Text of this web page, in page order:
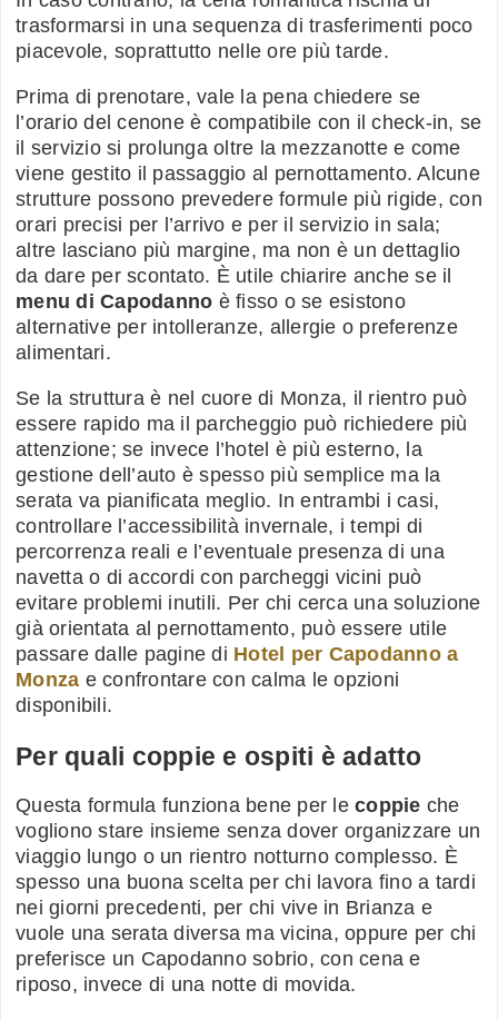
trasformarsi in una sequenza di trasferimenti poco
piacevole, soprattutto nelle ore più tarde.
Prima di prenotare, vale la pena chiedere se
l’orario del cenone è compatibile con il check-in, se
il servizio si prolunga oltre la mezzanotte e come
viene gestito il passaggio al pernottamento. Alcune
strutture possono prevedere formule più rigide, con
orari precisi per l’arrivo e per il servizio in sala;
altre lasciano più margine, ma non è un dettaglio
da dare per scontato. È utile chiarire anche se il
menu di Capodanno è fisso o se esistono
alternative per intolleranze, allergie o preferenze
alimentari.
Se la struttura è nel cuore di Monza, il rientro può
essere rapido ma il parcheggio può richiedere più
attenzione; se invece l’hotel è più esterno, la
gestione dell’auto è spesso più semplice ma la
serata va pianificata meglio. In entrambi i casi,
controllare l’accessibilità invernale, i tempi di
percorrenza reali e l’eventuale presenza di una
navetta o di accordi con parcheggi vicini può
evitare problemi inutili. Per chi cerca una soluzione
già orientata al pernottamento, può essere utile
passare dalle pagine di Hotel per Capodanno a
Monza e confrontare con calma le opzioni
disponibili.
Per quali coppie e ospiti è adatto
Questa formula funziona bene per le coppie che
vogliono stare insieme senza dover organizzare un
viaggio lungo o un rientro notturno complesso. È
spesso una buona scelta per chi lavora fino a tardi
nei giorni precedenti, per chi vive in Brianza e
vuole una serata diversa ma vicina, oppure per chi
preferisce un Capodanno sobrio, con cena e
riposo, invece di una notte di movida.